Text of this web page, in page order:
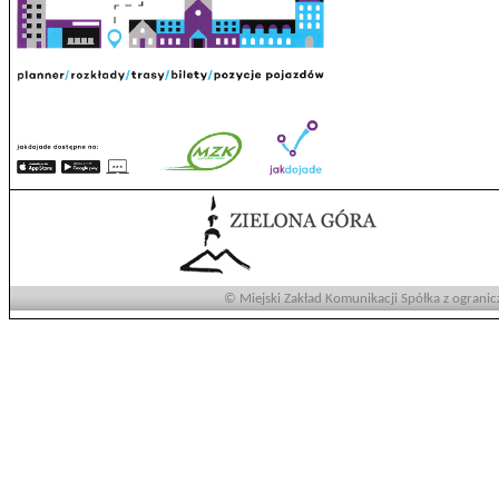
© Miejski Zakład Komunikacji Spółka z